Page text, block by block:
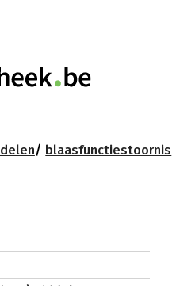
blaasfunctiestoornis